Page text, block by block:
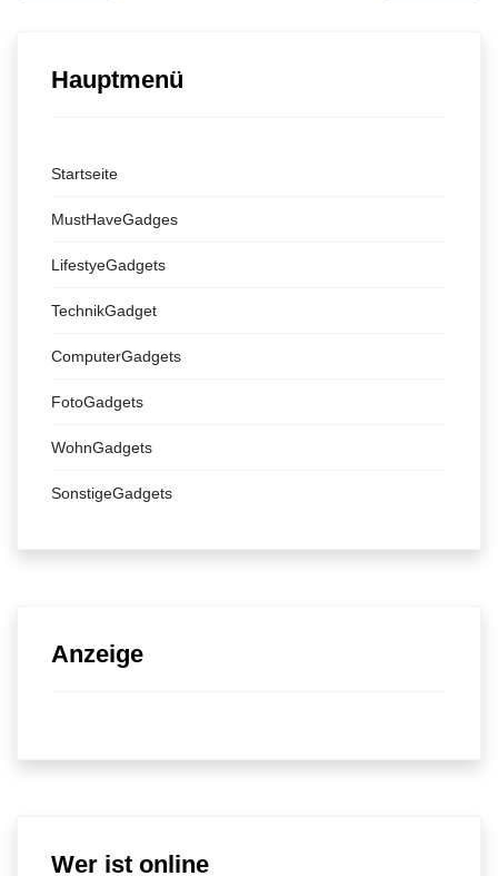
Hauptmenü
Startseite
MustHaveGadges
LifestyeGadgets
TechnikGadget
ComputerGadgets
FotoGadgets
WohnGadgets
SonstigeGadgets
Anzeige
Wer ist online